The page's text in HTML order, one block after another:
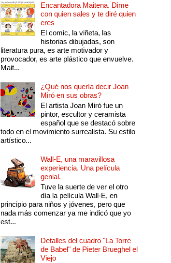
Encantadora Maitena. Dime
con quien sales y te diré quien
eres
El comic, la viñeta, las
historias dibujadas, son
literatura pura, es arte motivador y
provocador, es arte plástico que envuelve.
Mait...
¿Qué nos quería decir Joan
Miró en sus obras?
El artista Joan Miró fue un
pintor, escultor y ceramista
español que se destacó sobre
todo en el movimiento surrealista. Su estilo
artístico...
Wall-E, una maravillosa
experiencia. Una película
genial.
Tuve la suerte de ver el otro
día la película Wall-E, en
principio para niños y jóvenes, pero que
nada más comenzar ya me indicó que yo
est...
Detalles del cuadro "La Torre
de Babel" de Pieter Brueghel el
Viejo